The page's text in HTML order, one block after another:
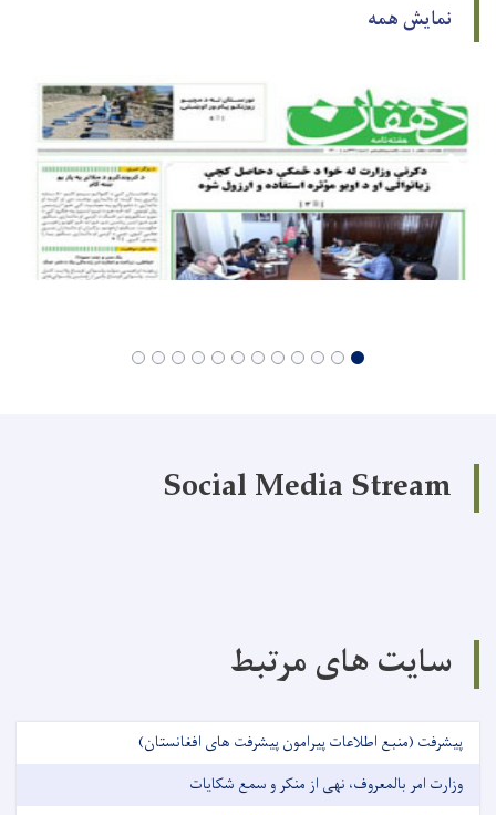
نمایش همه
Social Media Stream
سایت های مرتبط
پیشرفت (منبع اطلاعات پیرامون پیشرفت های افغانستان)
وزارت امر بالمعروف، نهی از منکر و سمع شکایات